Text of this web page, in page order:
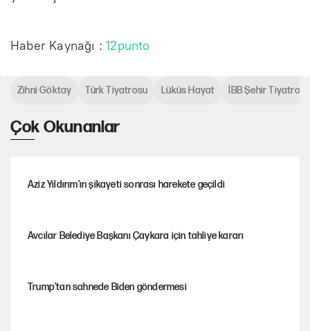
Haber Kaynağı :12punto
Çok Okunanlar
Aziz Yıldırım’ın şikayeti sonrası harekete geçildi
Avcılar Belediye Başkanı Çaykara için tahliye kararı
Trump’tan sahnede Biden göndermesi
Zihni Göktay Türk Tiyatrosu Lüküs Hayat İBB Şehir